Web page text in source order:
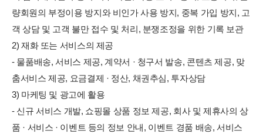
량회원의 부정이용 방지와 비인가 사용 방지, 중복 가입 방지, 고
객 상담 및 고객 불만 접수 및 처리, 분쟁조정을 위한 기록 보관
2) 재화 또는 서비스의 제공
- 물품배송, 서비스 제공, 계약서 · 청구서 발송, 콘텐츠 제공, 맞
춤서비스 제공, 요금결제 · 정산, 채권추심, 투자상담
3) 마케팅 및 광고에 활용
- 신규 서비스 개발, 쇼핑몰 상품 정보 제공, 회사 및 제휴사의 상
품 · 서비스 · 이벤트 등의 정보 안내, 이벤트 경품 배송, 서비스